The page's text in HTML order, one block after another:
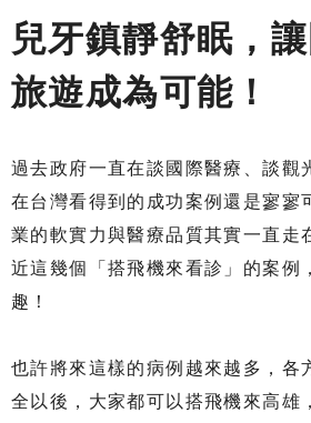
兒牙鎮靜舒眠，
旅遊成為可能！
過去政府一直在談國際醫療、談觀
在台灣看得到的成功案例還是寥寥
業的軟實力與醫療品質其實一直走
近這幾個「搭飛機來看診」的案例
趣！
也許將來這樣的病例越來越多，各
全以後，大家都可以搭飛機來高雄